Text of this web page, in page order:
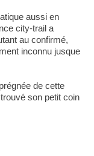
aussi en
city-trail a
au confirmé,
inconnu jusque
de cette
son petit coin